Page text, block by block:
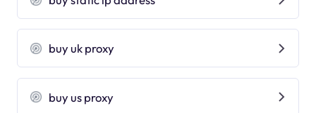
buy uk proxy
buy us proxy